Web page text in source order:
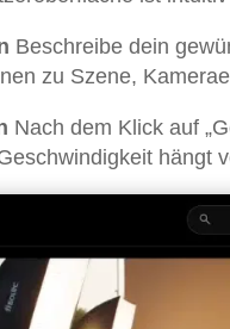
Beschreibe dein
zu Szene,
Nach dem Klick auf
hängt